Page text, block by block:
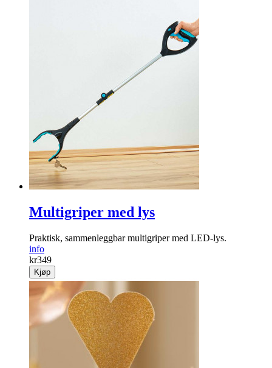
Multigriper med lys
Praktisk, sammen­leggbar multigriper med LED-lys.
info
kr349
Kjøp